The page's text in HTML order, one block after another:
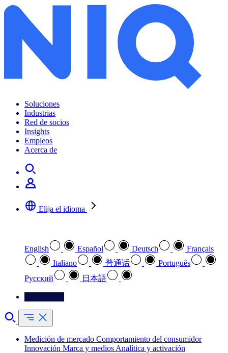
Soluciones
Industrias
Red de socios
Insights
Empleos
Acerca de
Elija el idioma
English Español Deutsch
Français
Italiano
普通话
Português
Pусский
日本語
Medición de mercado Comportamiento del consumidor
Innovación Marca y medios Analítica y activación